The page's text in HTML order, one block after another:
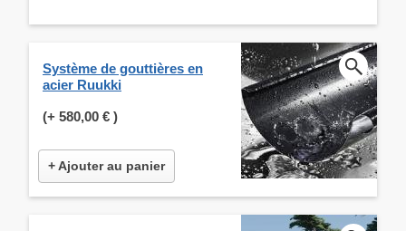
Système de gouttières en
acier Ruukki
(+ 580,00 € )
+ Ajouter au panier